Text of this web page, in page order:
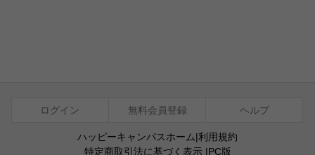
ログイン 無料会員登録 ヘルプ
ハッピーキャンパスホーム|利用規約
特定商取引法に基づく表示|PC版